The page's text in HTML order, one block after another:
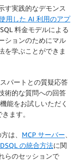
す実践的なデモンス
用した AI 利用のアプ
料金モデルによる
ションのためにマル
を学ぶことができま
パートとの質疑応答
術的な質問への回答
能をお試しいただく
ます。
は、 MCP サーバー
の統合方法に関
らのセッションで